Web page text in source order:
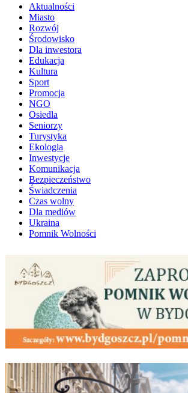
Aktualności
Miasto
Rozwój
Środowisko
Dla inwestora
Edukacja
Kultura
Sport
Promocja
NGO
Osiedla
Seniorzy
Turystyka
Ekologia
Inwestycje
Komunikacja
Bezpieczeństwo
Świadczenia
Czas wolny
Dla mediów
Ukraina
Pomnik Wolności